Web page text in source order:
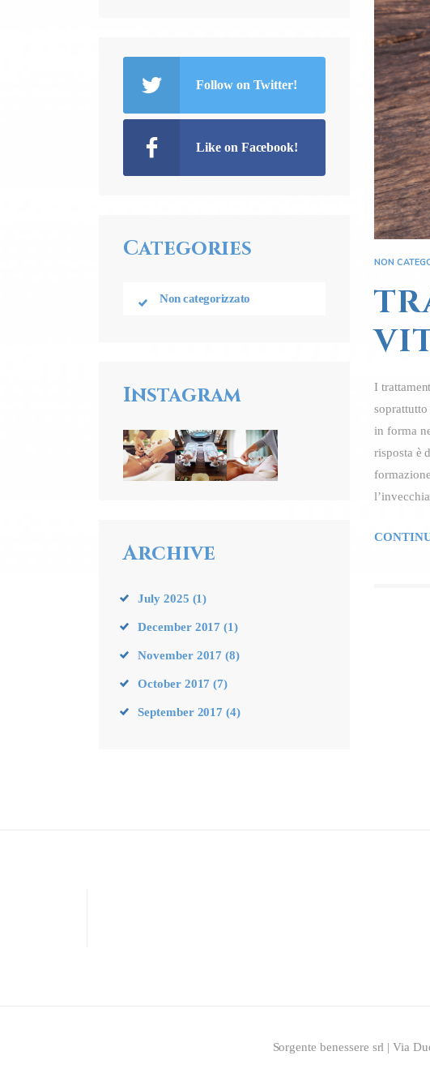
NON
I
in forma
risposta è
Follow on Twitter!
Like on Facebook!
Categories
Non categorizzato
Instagram
Archive
July 2025 (1)
December 2017 (1)
November 2017 (8)
October 2017 (7)
September 2017 (4)
Sorgente benessere srl | Via